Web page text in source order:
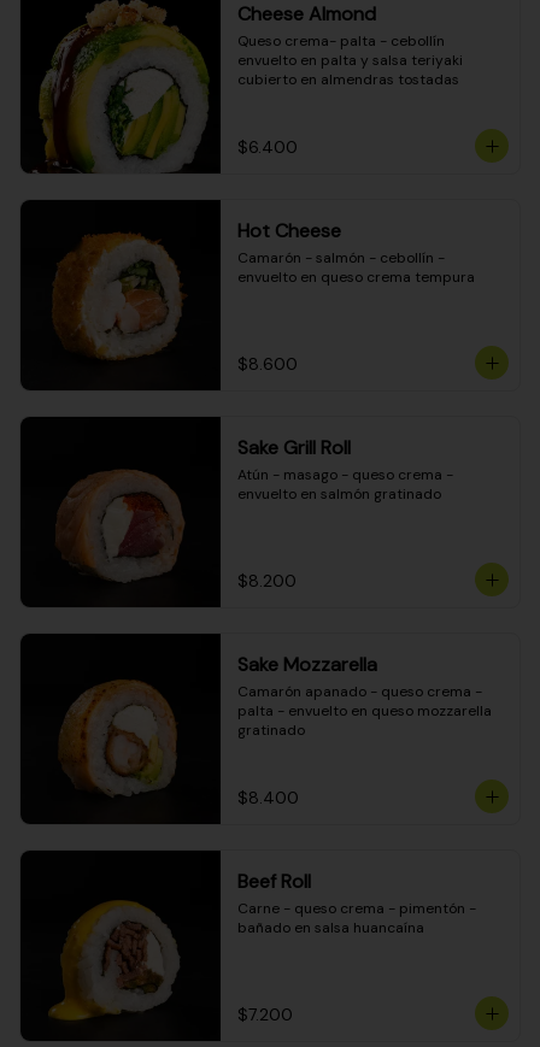
Cheese Almond
Queso crema- palta - cebollín
envuelto en palta y salsa teriyaki
cubierto en almendras tostadas
$6.400
Hot Cheese
Camarón - salmón - cebollín -
envuelto en queso crema tempura
$8.600
Sake Grill Roll
Atún - masago - queso crema -
envuelto en salmón gratinado
$8.200
Sake Mozzarella
Camarón apanado - queso crema -
palta - envuelto en queso mozzarella
gratinado
$8.400
Beef Roll
Carne - queso crema - pimentón -
bañado en salsa huancaína
$7.200